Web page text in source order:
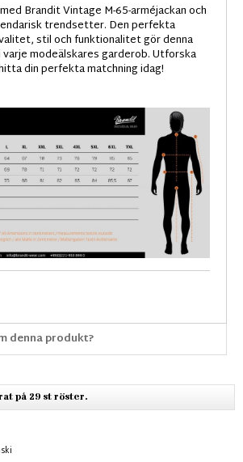
Brandit Vintage M-65-arméjackan och
trendsetter. Den perfekta
stil och funktionalitet gör denna
modeälskares garderob. Utforska
din perfekta matchning idag!
denna produkt?
på 29 st röster.